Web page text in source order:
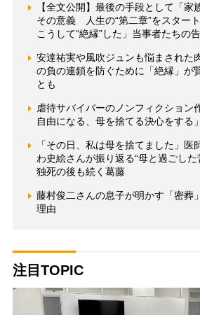
【全文公開】最後の手段として「家
その意義 人生の“第二章”をスター
こうして“絶縁”した」当事者たちの
安達祐実や風吹ジュンも悩まされ
の負の連鎖を防ぐために「絶縁」が
とも
虐待サバイバーのノンフィクション
自由になる、母を捨てる決心をする
「その日、私は母を捨てました」医
わ史絵さんが振り返る“母と過ごし
独死の後も続く葛藤
藤村俊二さんの息子が明かす「密葬
理由
注目TOPIC